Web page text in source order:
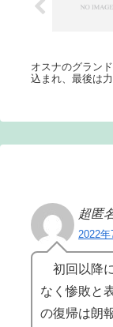
オスナのグラン
込まれ、最後は力
超匿
2022
初回以降
なく惨敗と
の復帰は朗